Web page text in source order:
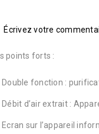
Écrivez votre
points forts :
Double fonction :
Débit d’air extrait :
Ecran sur l’appareil